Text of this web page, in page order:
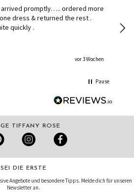
arrived promptly….. ordered more
dress & returned the rest .
quickly .
vor 3 Wochen
Pause
TIFFANY ROSE
SEI DIE ERSTE
Angebote und besondere Tipps. Melde dich für unseren
Newsletter an.